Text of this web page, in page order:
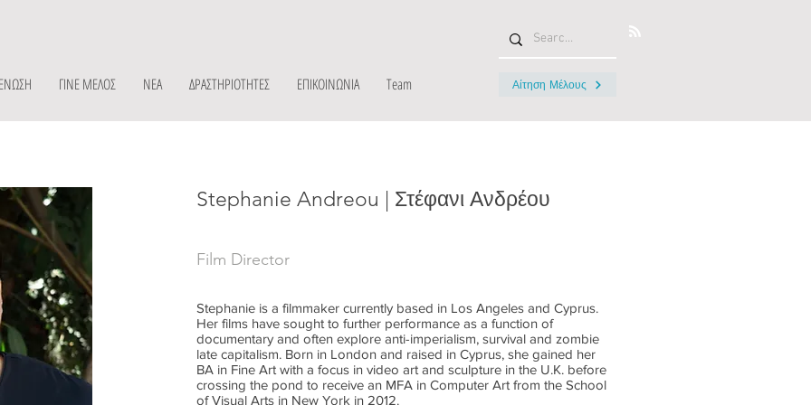
ΓΙΝΕ ΜΕΛΟΣ ΝΕΑ ΔΡΑΣΤΗΡΙΟΤΗΤΕΣ ΕΠΙΚΟΙΝΩΝΙΑ Team Αίτηση Μέλους
Stephanie Andreou | Στέφανι Ανδρέου
Film Director
Stephanie is a filmmaker currently based in Los Angeles and Cyprus.
Her films have sought to further performance as a function of
documentary and often explore anti-imperialism, survival and zombie
late capitalism. Born in London and raised in Cyprus, she gained her
BA in Fine Art with a focus in video art and sculpture in the U.K. before
crossing the pond to receive an MFA in Computer Art from the School
of Visual Arts in New York in 2012.